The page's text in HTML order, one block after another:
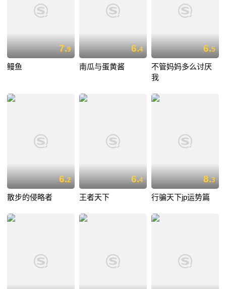
7.9
鳗鱼
6.4
南瓜与蛋黄酱
6.5
不管妈妈多么讨厌
我
6.2
散步的侵略者
6.4
王者天下
8.3
行骗天下jp运势篇